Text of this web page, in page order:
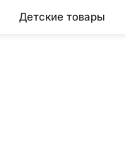
Детские товары